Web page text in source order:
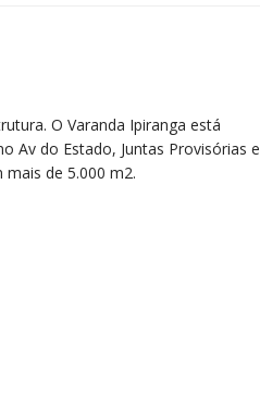
O Varanda Ipiranga está
Av do Estado, Juntas Provisórias e
de 5.000 m2.